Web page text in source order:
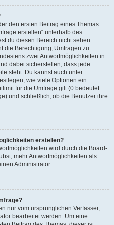
den ersten Beitrag eines Themas
erstellen“ unterhalb des
du diesen Bereich nicht sehen
die Berechtigung, Umfragen zu
zwei Antwortmöglichkeiten in
dabei sicherstellen, dass jede
steht. Du kannst auch unter
wie viele Optionen ein
für die Umfrage gilt (0 bedeutet
und schließlich, ob die Benutzer ihre
erstellen?
wird durch die Board-
mehr Antwortmöglichkeiten als
Administrator.
nur vom ursprünglichen Verfasser,
bearbeitet werden. Um eine